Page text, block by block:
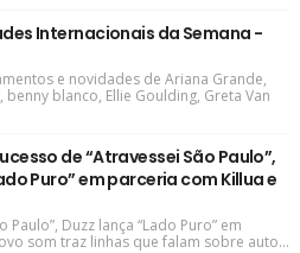
Internacionais da Semana -
e novidades de Ariana Grande,
benny blanco, Ellie Goulding, Greta Van
de “Atravessei São Paulo”,
Puro” em parceria com Killua e
Duzz lança “Lado Puro” em
som traz linhas que falam sobre auto...